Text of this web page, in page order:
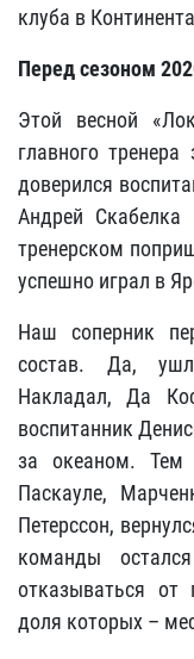
клуба в
Перед сезоном
Этой весной
главного
доверился
Андрей Скабелка
тренерском
успешно играл в
Наш соперник
состав. Да,
Накладал, Да
воспитанник
за океаном.
Паскауле,
Петерссон,
команды
отказываться от
доля которых –